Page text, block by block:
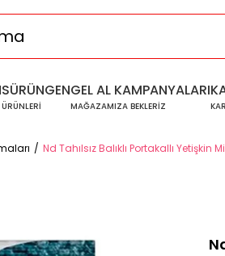
SÜRÜNGEN
ÜRÜNLERİ
GEL AL KAMPANYALARI
MAĞAZAMIZA BEKLERİZ
Nd Tahılsız Balıklı Portakallı Yetişkin